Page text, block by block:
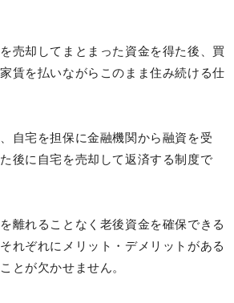
売却してまとまった資金を得た後、買
賃を払いながらこのまま住み続ける仕
自宅を担保に金融機関から融資を受
後に自宅を売却して返済する制度で
離れることなく老後資金を確保できる
れぞれにメリット・デメリットがある
とが欠かせません。